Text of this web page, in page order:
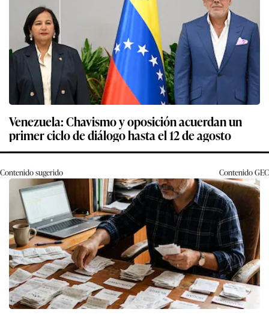
Venezuela: Chavismo y oposición acuerdan un
primer ciclo de diálogo hasta el 12 de agosto
Contenido sugerido ContenidoGEC